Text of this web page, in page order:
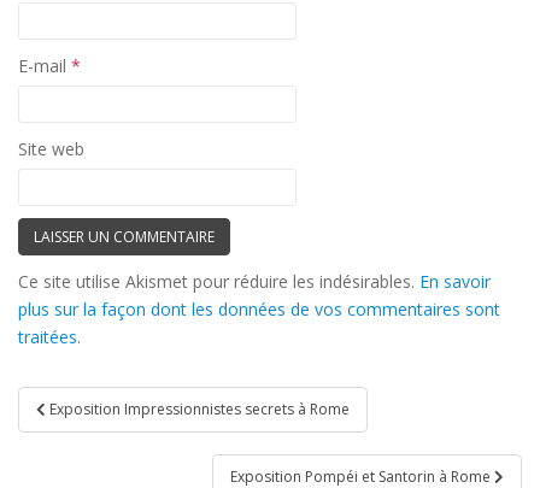
E-mail *
Site web
Ce site utilise Akismet pour réduire les indésirables. En savoir
plus sur la façon dont les données de vos commentaires sont
traitées.
Navigation
de
Exposition Impressionnistes secrets à Rome
Exposition Pompéi et Santorin à Rome